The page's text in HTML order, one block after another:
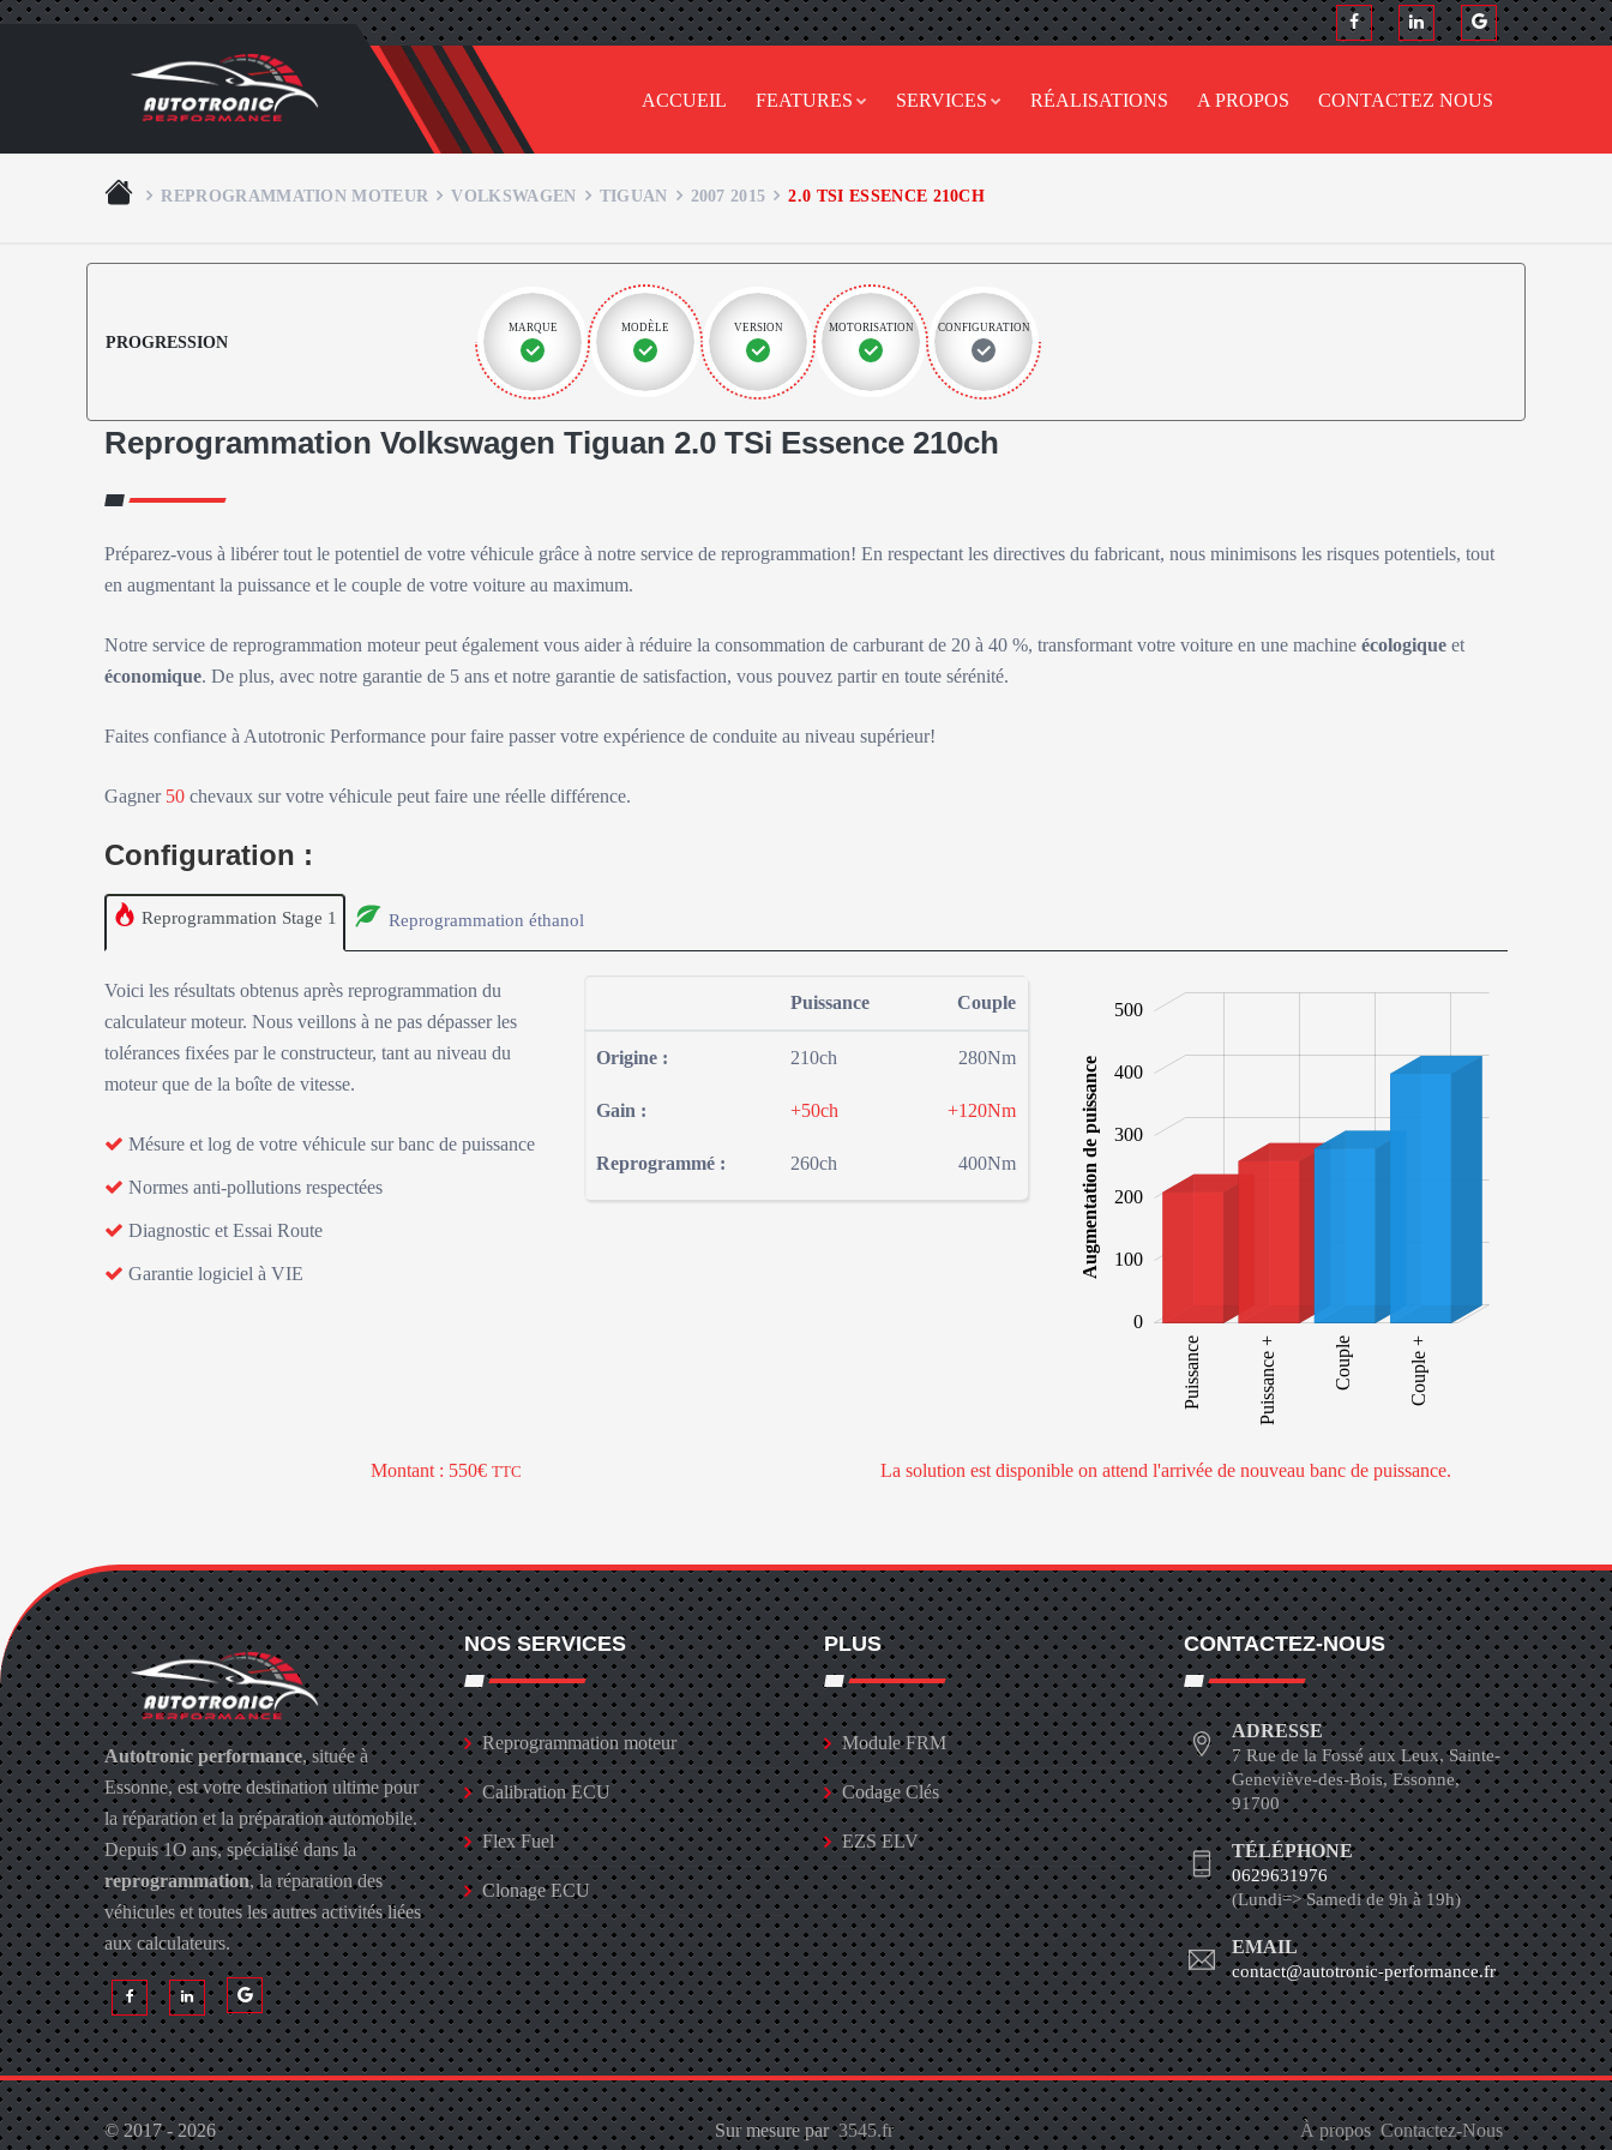
ACCUEIL FEATURES SERVICES RÉALISATIONS A PROPOS CONTACTEZ NOUS
REPROGRAMMATION MOTEUR VOLKSWAGEN TIGUAN 2007 2015 2.0 TSI ESSENCE 210CH
PROGRESSION
MARQUE MODÈLE VERSION MOTORISATION CONFIGURATION
Reprogrammation Volkswagen Tiguan 2.0 TSi Essence 210ch
Préparez-vous à libérer tout le potentiel de votre véhicule grâce à notre service de reprogrammation! En respectant les directives du fabricant, nous minimisons les risques potentiels, tout
en augmentant la puissance et le couple de votre voiture au maximum.
Notre service de reprogrammation moteur peut également vous aider à réduire la consommation de carburant de 20 à 40 %, transformant votre voiture en une machine écologique et
économique. De plus, avec notre garantie de 5 ans et notre garantie de satisfaction, vous pouvez partir en toute sérénité.
Faites confiance à Autotronic Performance pour faire passer votre expérience de conduite au niveau supérieur!
Gagner 50 chevaux sur votre véhicule peut faire une réelle différence.
Configuration :
Reprogrammation Stage 1 Reprogrammation éthanol
Voici les résultats obtenus après reprogrammation du
calculateur moteur. Nous veillons à ne pas dépasser les
tolérances fixées par le constructeur, tant au niveau du
moteur que de la boîte de vitesse.
Mésure et log de votre véhicule sur banc de puissance
Normes anti-pollutions respectées
Diagnostic et Essai Route
Garantie logiciel à VIE
Puissance Couple
Origine : 210ch 280Nm
Gain : +50ch +120Nm
Reprogrammé : 260ch 400Nm Augmentation de puissance
0
100
200
300
400
500
Puissance Puissance + Couple Couple +
Montant : 550€ TTC La solution est disponible on attend l'arrivée de nouveau banc de puissance.
Autotronic performance, située à
Essonne, est votre destination ultime pour
la réparation et la préparation automobile.
Depuis 1O ans, spécialisé dans la
reprogrammation, la réparation des
véhicules et toutes les autres activités liées
aux calculateurs.
NOS SERVICES
Reprogrammation moteur
Calibration ECU
Flex Fuel
Clonage ECU
PLUS
Module FRM
Codage Clés
EZS ELV
CONTACTEZ-NOUS
ADRESSE
7 Rue de la Fossé aux Leux, Sainte-
Geneviève-des-Bois, Essonne,
91700
TÉLÉPHONE
0629631976
(Lundi=> Samedi de 9h à 19h)
EMAIL
contact@autotronic-performance.fr
© 2017 - 2026 Sur mesure par 3545.fr À propos Contactez-Nous